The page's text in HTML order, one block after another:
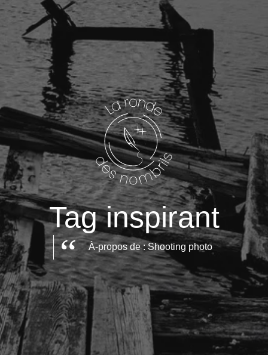
Tag inspirant
À-propos de : Shooting photo